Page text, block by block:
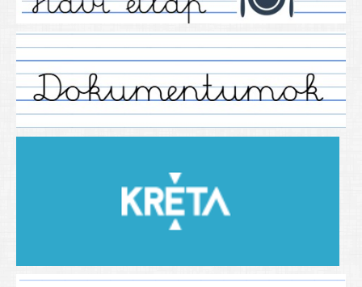
2013/2014. tanév
2014/2015. tanév
2015/2016. tanév
2016/2017 tanév
2018/2019 tanév
2019/2020-as tanév